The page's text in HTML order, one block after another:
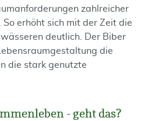
zahlreicher
erhöht sich mit der Zeit die
deutlich. Der Biber
die
die stark genutzte
- geht das?